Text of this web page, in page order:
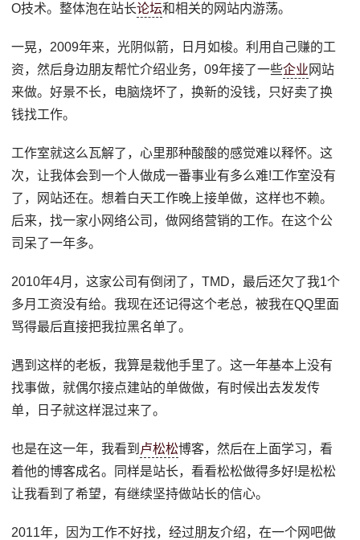
O技术。整体泡在站长论坛和相关的网站内游荡。
一晃，2009年来，光阴似箭，日月如梭。利用自己赚的工
资，然后身边朋友帮忙介绍业务，09年接了一些企业 网站
来做。好景不长，电脑烧坏了，换新的没钱，只好卖了换
钱找工作。
工作室就这么瓦解了，心里那种酸酸的感觉难以释怀。这
次，让我体会到一个人做成一番事业有多么难!工作室没有
了，网站还在。想着白天工作晚上接单做，这样也不赖。
后来，找一家小网络公司，做网络营销的工作。在这个公
司呆了一年多。
2010年4月，这家公司有倒闭了，TMD，最后还欠了我1个
多月工资没有给。我现在还记得这个老总，被我在QQ里面
骂得最后直接把我拉黑名单了。
遇到这样的老板，我算是栽他手里了。这一年基本上没有
找事做，就偶尔接点建站的单做做，有时候出去发发传
单，日子就这样混过来了。
也是在这一年，我看到 卢松松博客，然后在上面学习，看
着他的博客成名。同样是站长，看看松松做得多好!是松松
让我看到了希望，有继续坚持做站长的信心。
2011年，因为工作不好找，经过朋友介绍，在一个网吧做